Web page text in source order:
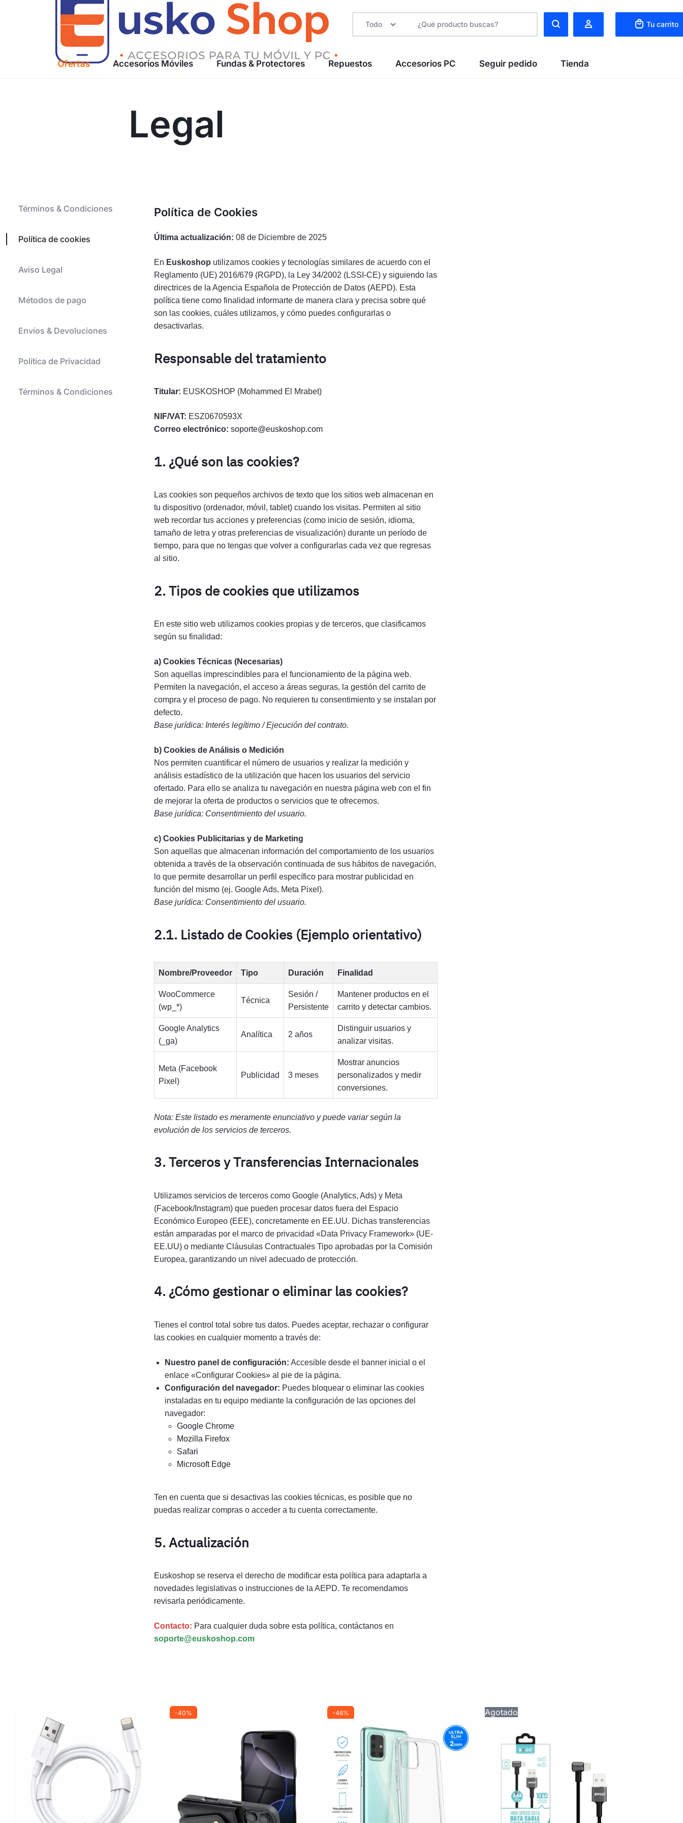
PRECIO
Todo Tu carrito
Ofertas Accesorios Móviles Fundas & Protectores Repuestos Accesorios PC Seguir pedido Tienda
Legal
Términos & Condiciones
Política de cookies
Aviso Legal
Métodos de pago
Envíos & Devoluciones
Política de Privacidad
Términos & Condiciones
Política de Cookies
Última actualización: 08 de Diciembre de 2025
En Euskoshop utilizamos cookies y tecnologías similares de acuerdo con el
Reglamento (UE) 2016/679 (RGPD), la Ley 34/2002 (LSSI-CE) y siguiendo las
directrices de la Agencia Española de Protección de Datos (AEPD). Esta
política tiene como finalidad informarte de manera clara y precisa sobre qué
son las cookies, cuáles utilizamos, y cómo puedes configurarlas o
desactivarlas.
Responsable del tratamiento
Titular: EUSKOSHOP (Mohammed El Mrabet)
NIF/VAT: ESZ0670593X
Correo electrónico: soporte@euskoshop.com
1. ¿Qué son las cookies?
Las cookies son pequeños archivos de texto que los sitios web almacenan en
tu dispositivo (ordenador, móvil, tablet) cuando los visitas. Permiten al sitio
web recordar tus acciones y preferencias (como inicio de sesión, idioma,
tamaño de letra y otras preferencias de visualización) durante un período de
tiempo, para que no tengas que volver a configurarlas cada vez que regresas
al sitio.
2. Tipos de cookies que utilizamos
En este sitio web utilizamos cookies propias y de terceros, que clasificamos
según su finalidad:
a) Cookies Técnicas (Necesarias)
Son aquellas imprescindibles para el funcionamiento de la página web.
Permiten la navegación, el acceso a áreas seguras, la gestión del carrito de
compra y el proceso de pago. No requieren tu consentimiento y se instalan por
defecto.
Base jurídica: Interés legítimo / Ejecución del contrato.
b) Cookies de Análisis o Medición
Nos permiten cuantificar el número de usuarios y realizar la medición y
análisis estadístico de la utilización que hacen los usuarios del servicio
ofertado. Para ello se analiza tu navegación en nuestra página web con el fin
de mejorar la oferta de productos o servicios que te ofrecemos.
Base jurídica: Consentimiento del usuario.
c) Cookies Publicitarias y de Marketing
Son aquellas que almacenan información del comportamiento de los usuarios
obtenida a través de la observación continuada de sus hábitos de navegación,
lo que permite desarrollar un perfil específico para mostrar publicidad en
función del mismo (ej. Google Ads, Meta Pixel).
Base jurídica: Consentimiento del usuario.
2.1. Listado de Cookies (Ejemplo orientativo)
Nombre/Proveedor Tipo Duración Finalidad
WooCommerce
(wp_*)
Técnica
Sesión /
Persistente
Mantener productos en el
carrito y detectar cambios.
Google Analytics
(_ga)
Analítica 2 años
Distinguir usuarios y
analizar visitas.
Meta (Facebook
Pixel)
Publicidad 3 meses
Mostrar anuncios
personalizados y medir
conversiones.
Nota: Este listado es meramente enunciativo y puede variar según la
evolución de los servicios de terceros.
3. Terceros y Transferencias Internacionales
Utilizamos servicios de terceros como Google (Analytics, Ads) y Meta
(Facebook/Instagram) que pueden procesar datos fuera del Espacio
Económico Europeo (EEE), concretamente en EE.UU. Dichas transferencias
están amparadas por el marco de privacidad «Data Privacy Framework» (UE-
EE.UU) o mediante Cláusulas Contractuales Tipo aprobadas por la Comisión
Europea, garantizando un nivel adecuado de protección.
4. ¿Cómo gestionar o eliminar las cookies?
Tienes el control total sobre tus datos. Puedes aceptar, rechazar o configurar
las cookies en cualquier momento a través de:
Nuestro panel de configuración: Accesible desde el banner inicial o el
enlace «Configurar Cookies» al pie de la página.
Configuración del navegador: Puedes bloquear o eliminar las cookies
instaladas en tu equipo mediante la configuración de las opciones del
navegador:
Google Chrome
Mozilla Firefox
Safari
Microsoft Edge
Ten en cuenta que si desactivas las cookies técnicas, es posible que no
puedas realizar compras o acceder a tu cuenta correctamente.
5. Actualización
Euskoshop se reserva el derecho de modificar esta política para adaptarla a
novedades legislativas o instrucciones de la AEPD. Te recomendamos
revisarla periódicamente.
Contacto: Para cualquier duda sobre esta política, contáctanos en
soporte@euskoshop.com
-40% -46% Agotado